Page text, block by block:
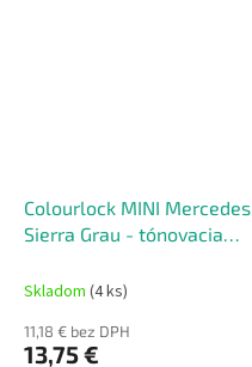
Colourlock MINI Mercedes
Sierra Grau - tónovacia
50 ml
Skladom (4 ks)
11,18 € bez DPH
13,75 €